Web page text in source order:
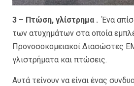
3 – Πτώση, γλίστρημα . Ένα
των ατυχημάτων στα οποία
Προνοσοκομειακοί Διασώστες
γλιστρήματα και πτώσεις.
Αυτά τείνουν να είναι ένας